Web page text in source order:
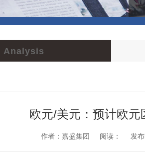
Analysis
欧元/美元：预计欧
作者：嘉盛集团 阅读： 发